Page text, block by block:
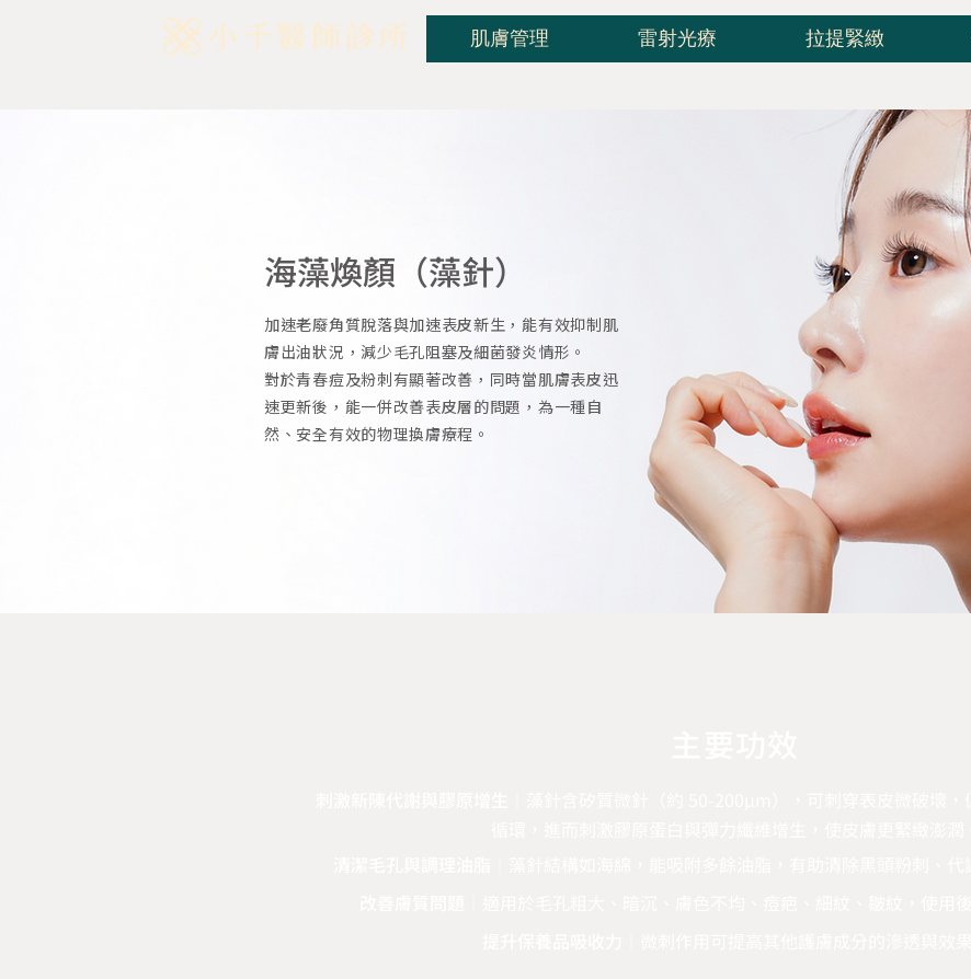
肌膚管理 雷射光療 拉提緊緻
海藻煥顏（藻針）
加速老廢角質脫落與加速表皮新生，能有效抑制肌
膚出油狀況，減少毛孔阻塞及細菌發炎情形。
對於青春痘及粉刺有顯著改善，同時當肌膚表皮迅
速更新後，能一併改善表皮層的問題，為一種自
然、安全有效的物理換膚療程。